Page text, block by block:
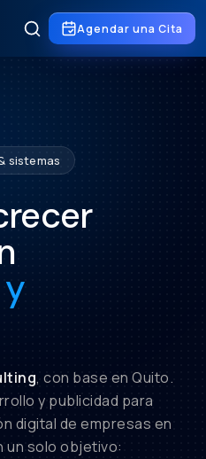
Agendar una Cita
sistemas
, con base en Quito.
y publicidad para
digital de empresas en
un solo objetivo: